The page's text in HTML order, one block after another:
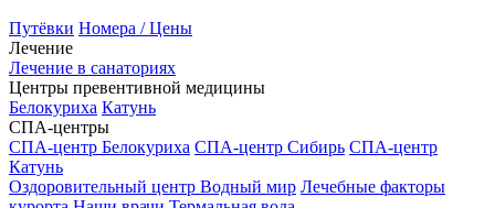
Путёвки Номера / Цены
Лечение
Лечение в санаториях
Центры превентивной медицины
Белокуриха Катунь
СПА-центры
СПА-центр Белокуриха СПА-центр Сибирь СПА-центр
Катунь
Оздоровительный центр Водный мир Лечебные факторы